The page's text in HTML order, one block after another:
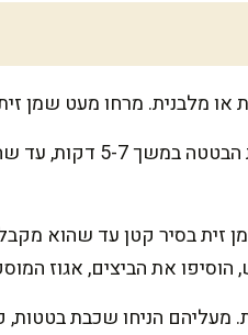
בסיר גדול, הביאו מים
זית בסיר קטן עד שהוא
הוסיפו את הביצים, אגוז
מעליהם הניחו שכבת בטטות,